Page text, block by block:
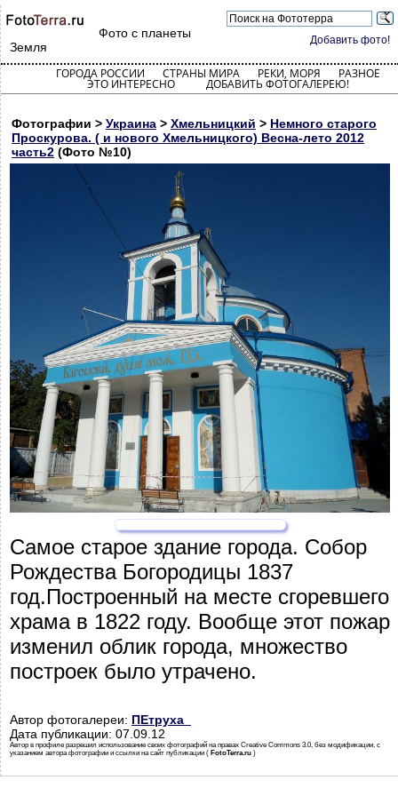
Добавить фото!
Фото с планеты
Земля
ГОРОДА РОССИИ СТРАНЫ МИРА РЕКИ, МОРЯ РАЗНОЕ
ЭТО ИНТЕРЕСНО ДОБАВИТЬ ФОТОГАЛЕРЕЮ!
Фотографии > Украина > Хмельницкий > Немного старого
Проскурова. ( и нового Хмельницкого) Весна-лето 2012
часть2 (Фото №10)
Самое старое здание города. Собор
Рождества Богородицы 1837
год.Построенный на месте сгоревшего
храма в 1822 году. Вообще этот пожар
изменил облик города, множество
построек было утрачено.
Автор фотогалереи: ПЕтруха_
Дата публикации: 07.09.12
Автор в профиле разрешил использование своих фотографий на правах Creative Commons 3.0, без модификации, с
указанием автора фотографии и ссылки на сайт публикации ( FotoTerra.ru )